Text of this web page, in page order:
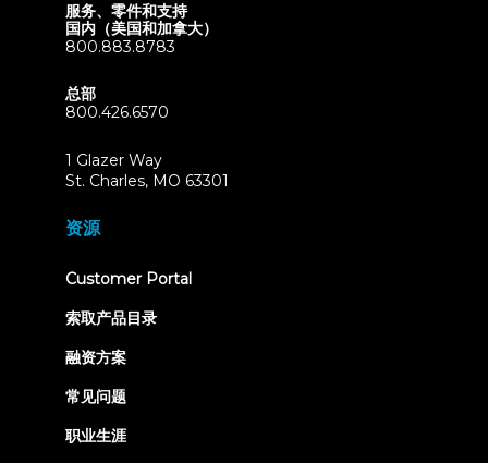
服务、零件和支持
国内（美国和加拿大）
800.883.8783
总部
800.426.6570
1 Glazer Way
St. Charles, MO 63301
资源
Customer Portal(opens
索取产品目录
融资方案
常见问题
职业生涯